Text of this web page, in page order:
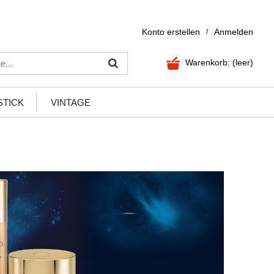
Konto erstellen / Anmelden
Warenkorb: (leer)
VINTAGE